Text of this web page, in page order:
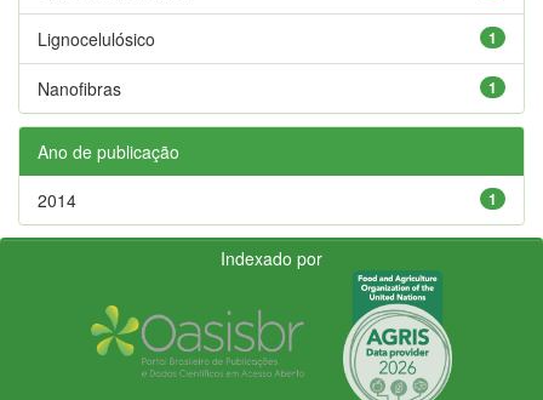
1
Lignocelulósico
1
Nanofibras
Ano de publicação
1
2014
Indexado por